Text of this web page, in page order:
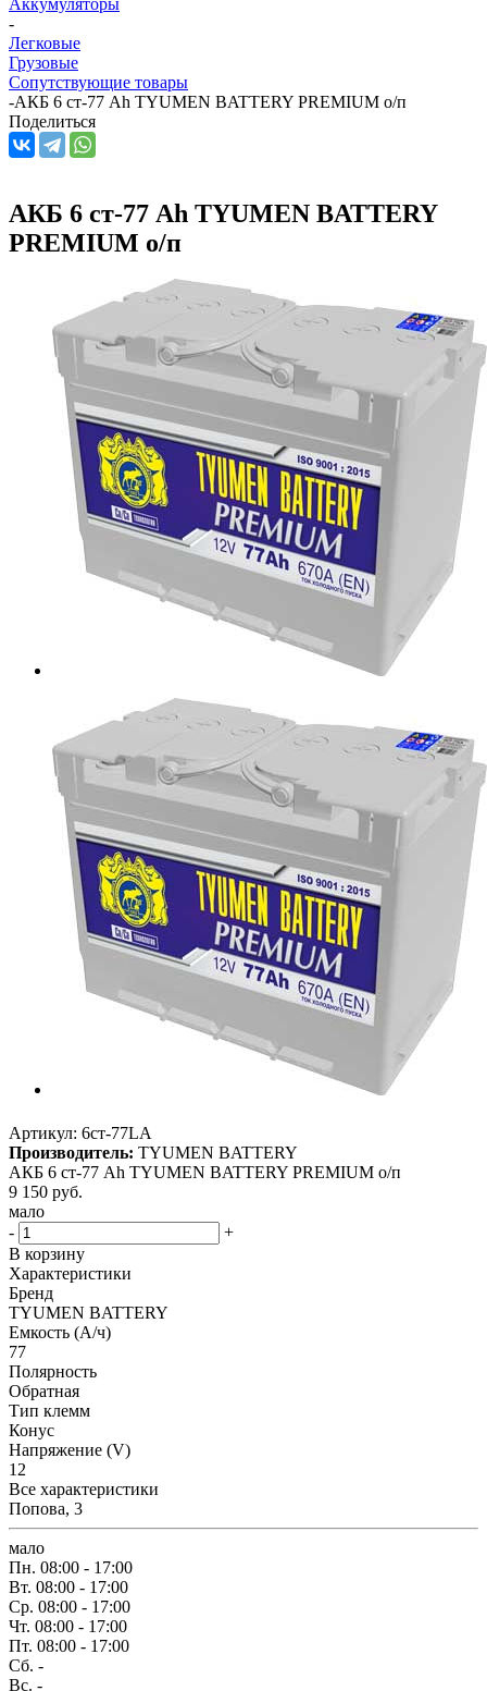
-
Легковые
Грузовые
Сопутствующие товары
-АКБ 6 ст-77 Ah TYUMEN BATTERY PREMIUM о/п
Поделиться
АКБ 6 ст-77 Ah TYUMEN BATTERY
PREMIUM о/п
Артикул: 6ст-77LА
Производитель: TYUMEN BATTERY
АКБ 6 ст-77 Ah TYUMEN BATTERY PREMIUM о/п
9 150 руб.
мало
-
+
В корзину
Характеристики
Бренд
TYUMEN BATTERY
Емкость (А/ч)
77
Полярность
Обратная
Тип клемм
Конус
Напряжение (V)
12
Все характеристики
Попова, 3
мало
Пн. 08:00 - 17:00
Вт. 08:00 - 17:00
Ср. 08:00 - 17:00
Чт. 08:00 - 17:00
Пт. 08:00 - 17:00
Сб. -
Вс. -